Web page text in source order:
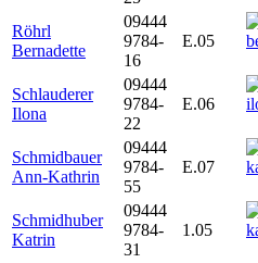
Röhrl
Bernadette
09444
9784-
16
E.05
Schlauderer
Ilona
09444
9784-
22
E.06
Schmidbauer
Ann-Kathrin
09444
9784-
55
E.07
Schmidhuber
Katrin
09444
9784-
31
1.05